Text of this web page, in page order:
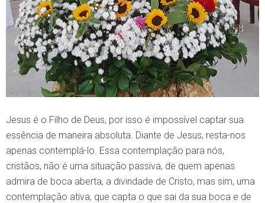
Jesus é o Filho de Deus, por isso é impossível captar sua
essência de maneira absoluta. Diante de Jesus, resta-nos
apenas contemplá-lo. Essa contemplação para nós,
cristãos, não é uma situação passiva, de quem apenas
admira de boca aberta, a divindade de Cristo, mas sim, uma
contemplação ativa, que capta o que sai da sua boca e de